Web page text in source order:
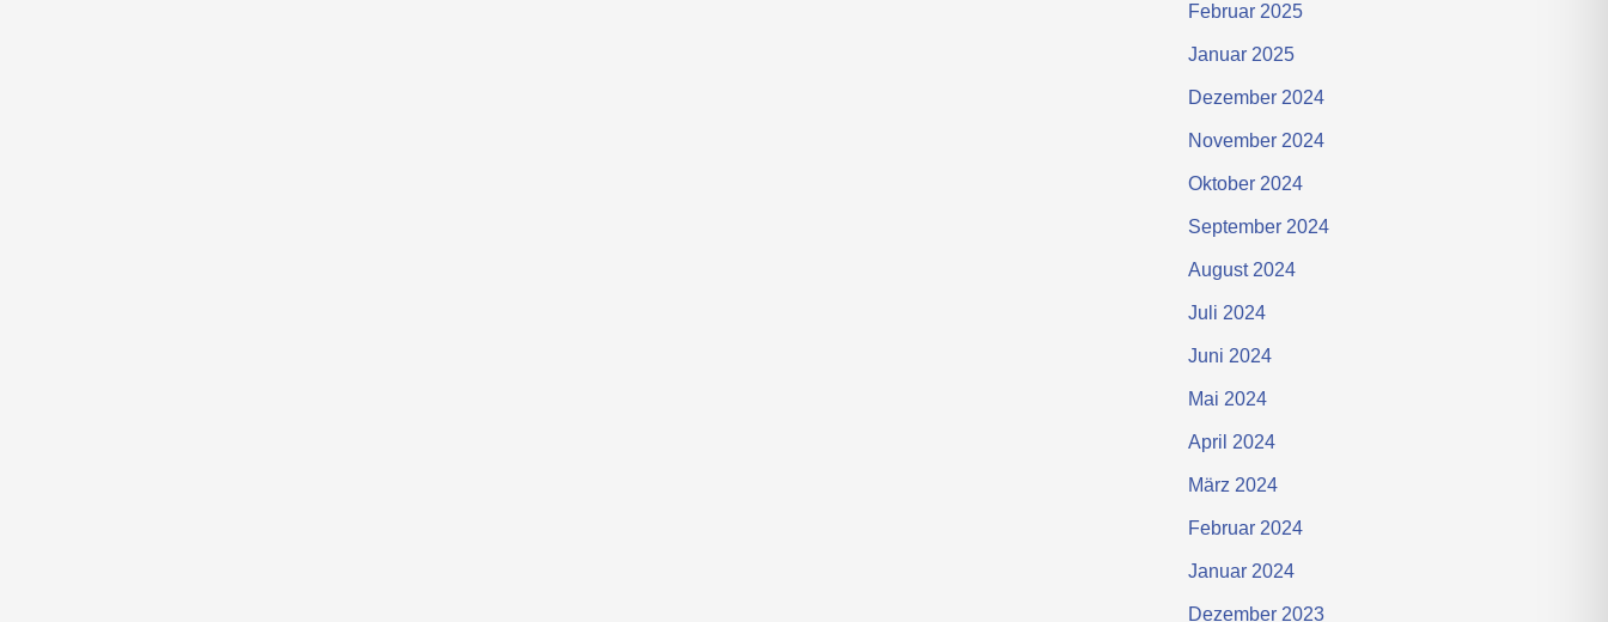
Februar 2025
Januar 2025
Dezember 2024
November 2024
Oktober 2024
September 2024
August 2024
Juli 2024
Juni 2024
Mai 2024
April 2024
März 2024
Februar 2024
Januar 2024
Dezember 2023